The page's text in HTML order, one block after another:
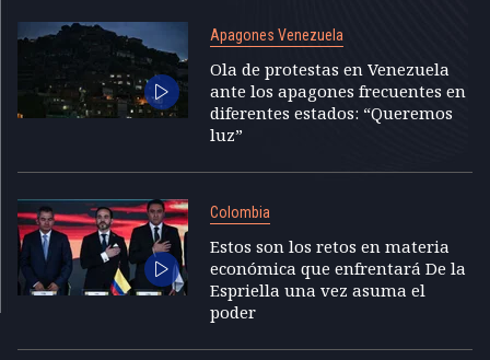
Apagones Venezuela
Ola de protestas en Venezuela
ante los apagones frecuentes en
diferentes estados: “Queremos
luz”
Colombia
Estos son los retos en materia
económica que enfrentará De la
Espriella una vez asuma el
poder